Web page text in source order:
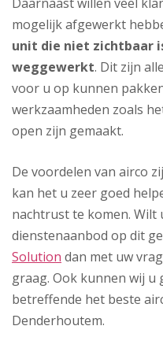
mogelijk afgewerkt
unit die niet zichtbaar
weggewerkt. Dit zijn
voor u op kunnen
werkzaamheden zoals
open zijn gemaakt.
De voordelen van airco
kan het u zeer goed
nachtrust te komen. Wilt
dienstenaanbod op dit
Solution dan met uw
graag. Ook kunnen wij u
betreffende het beste
Denderhoutem.